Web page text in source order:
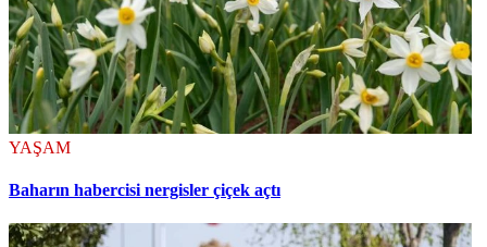
YAŞAM
Baharın habercisi nergisler çiçek açtı